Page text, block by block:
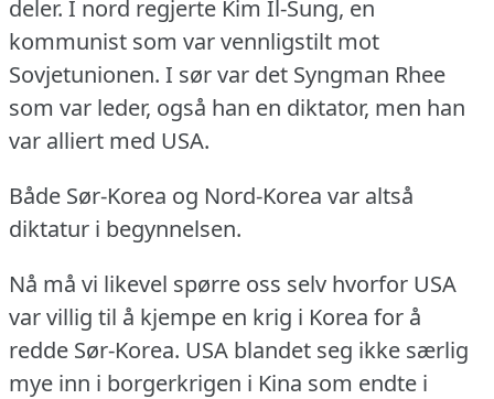
deler. I nord regjerte Kim Il-Sung, en
kommunist som var vennligstilt mot
Sovjetunionen. I sør var det Syngman Rhee
som var leder, også han en diktator, men han
var alliert med USA.
Både Sør-Korea og Nord-Korea var altså
diktatur i begynnelsen.
Nå må vi likevel spørre oss selv hvorfor USA
var villig til å kjempe en krig i Korea for å
redde Sør-Korea. USA blandet seg ikke særlig
mye inn i borgerkrigen i Kina som endte i